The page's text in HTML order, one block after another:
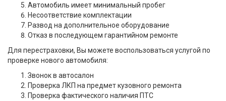
Автомобиль имеет минимальный пробег
Несоответствие комплектации
Развод на дополнительное оборудование
Отказ в последующем гарантийном ремонте
Для перестраховки, Вы можете воспользоваться услугой по
проверке нового автомобиля:
Звонок в автосалон
Проверка ЛКП на предмет кузовного ремонта
Проверка фактического наличия ПТС